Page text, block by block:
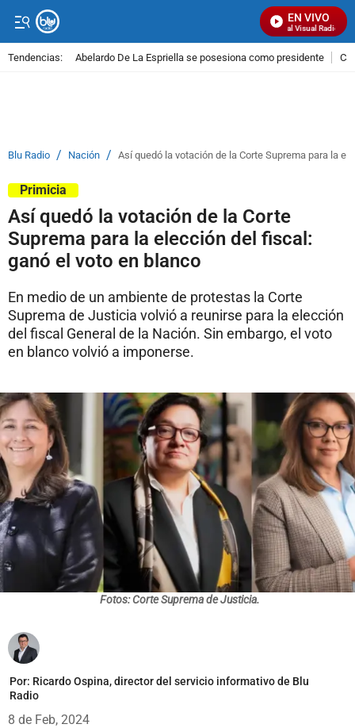
EN VIVO
Señal Visual Radio
Tendencias: Abelardo De La Espriella se posesiona como presidente
Blu Radio / Nación / Así quedó la votación de la Corte Suprema para la
Primicia
Así quedó la votación de la Corte
Suprema para la elección del fiscal:
ganó el voto en blanco
En medio de un ambiente de protestas la Corte
Suprema de Justicia volvió a reunirse para la elección
del fiscal General de la Nación. Sin embargo, el voto
en blanco volvió a imponerse.
Fotos: Corte Suprema de Justicia.
Por: Ricardo Ospina, director del servicio informativo de Blu
Radio
8 de Feb, 2024